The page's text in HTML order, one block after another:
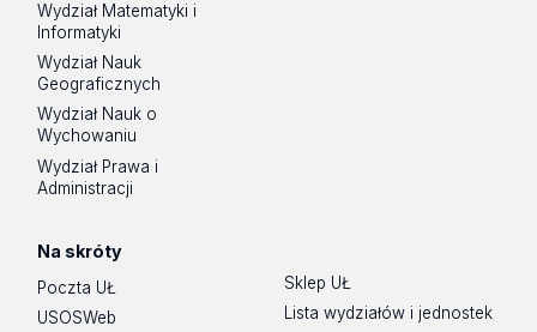
Wydział Matematyki i
Informatyki
Wydział Nauk
Geograficznych
Wydział Nauk o
Wychowaniu
Wydział Prawa i
Administracji
Na skróty
Poczta UŁ
USOSWeb
Sklep UŁ
Lista wydziałów i jednostek